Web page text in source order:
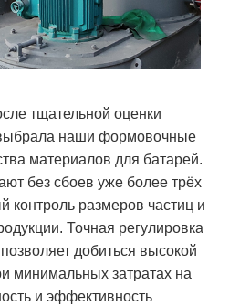
тщательной оценки
наши формовочные
материалов для батарей.
без сбоев уже более трёх
контроль размеров частиц и
Точная регулировка
добиться высокой
минимальных затратах на
и эффективность